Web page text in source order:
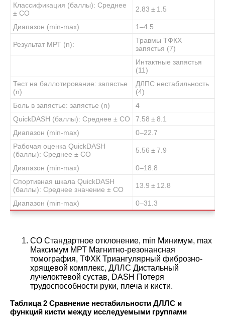
Классификация (баллы): Среднее
± СО
2.83 ± 1.5
Диапазон (min-max) 1–4.5
Результат МРТ (n):
Травмы ТФКХ
запястья (7)
Интактные запястья
(11)
Тест на баллотирование: запястье
(n)
ДЛПС нестабильность
(4)
Боль в запястье: запястье (n)
4
QuickDASH (баллы): Среднее ± СО
7.58 ± 8.1
Диапазон (min-max)
0–22.7
Рабочая оценка QuickDASH
(баллы): Среднее ± СО
5.56 ± 7.9
Диапазон (min-max)
0–18.8
Спортивная шкала QuickDASH
(баллы): Среднее значение ± СО
13.9 ± 12.8
Диапазон (min-max) 0–31.3
СО Стандартное отклонение, min Минимум, max
Максимум МРТ Магнитно-резонансная
томография, ТФХК Триангулярный фиброзно-
хрящевой комплекс, ДЛЛС Дистальный
лучелоктевой сустав, DASH Потеря
трудоспособности руки, плеча и кисти.
Таблица 2 Сравнение нестабильности ДЛЛС и
функций кисти между исследуемыми группами